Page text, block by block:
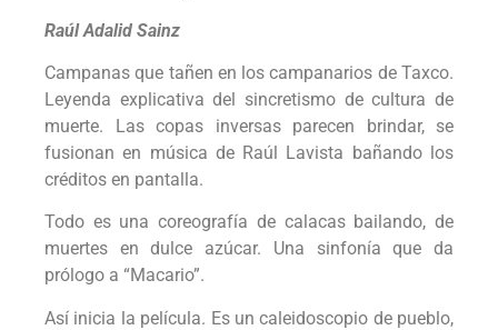
Raúl Adalid Sainz
Campanas que tañen en los campanarios de Taxco.
Leyenda explicativa del sincretismo de cultura de
muerte. Las copas inversas parecen brindar, se
fusionan en música de Raúl Lavista bañando los
créditos en pantalla.
Todo es una coreografía de calacas bailando, de
muertes en dulce azúcar. Una sinfonía que da
prólogo a “Macario”.
Así inicia la película. Es un caleidoscopio de pueblo,